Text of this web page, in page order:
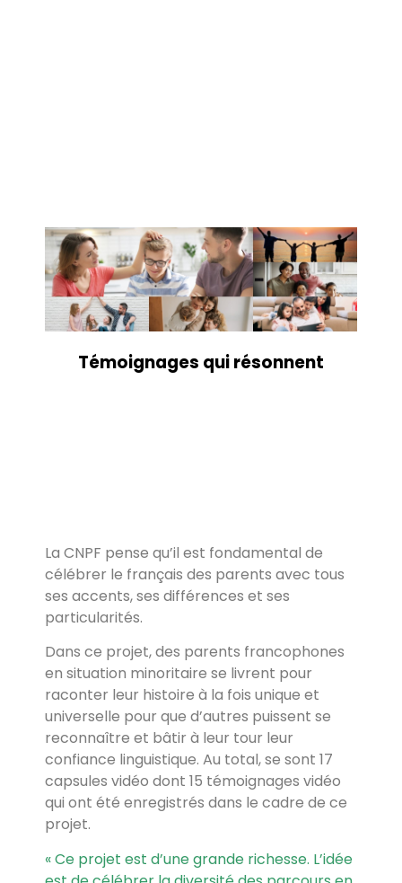
Témoignages qui résonnent
La CNPF pense qu’il est fondamental de
célébrer le français des parents avec tous
ses accents, ses différences et ses
particularités.
Dans ce projet, des parents francophones
en situation minoritaire se livrent pour
raconter leur histoire à la fois unique et
universelle pour que d’autres puissent se
reconnaître et bâtir à leur tour leur
confiance linguistique. Au total, se sont 17
capsules vidéo dont 15 témoignages vidéo
qui ont été enregistrés dans le cadre de ce
projet.
« Ce projet est d’une grande richesse. L’idée